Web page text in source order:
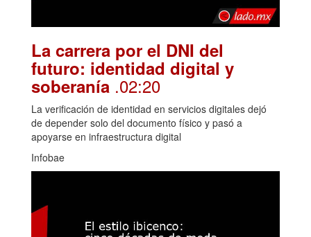
La carrera por el DNI del
futuro: identidad digital y
soberanía .02:20
La verificación de identidad en servicios digitales dejó
de depender solo del documento físico y pasó a
apoyarse en infraestructura digital
Infobae